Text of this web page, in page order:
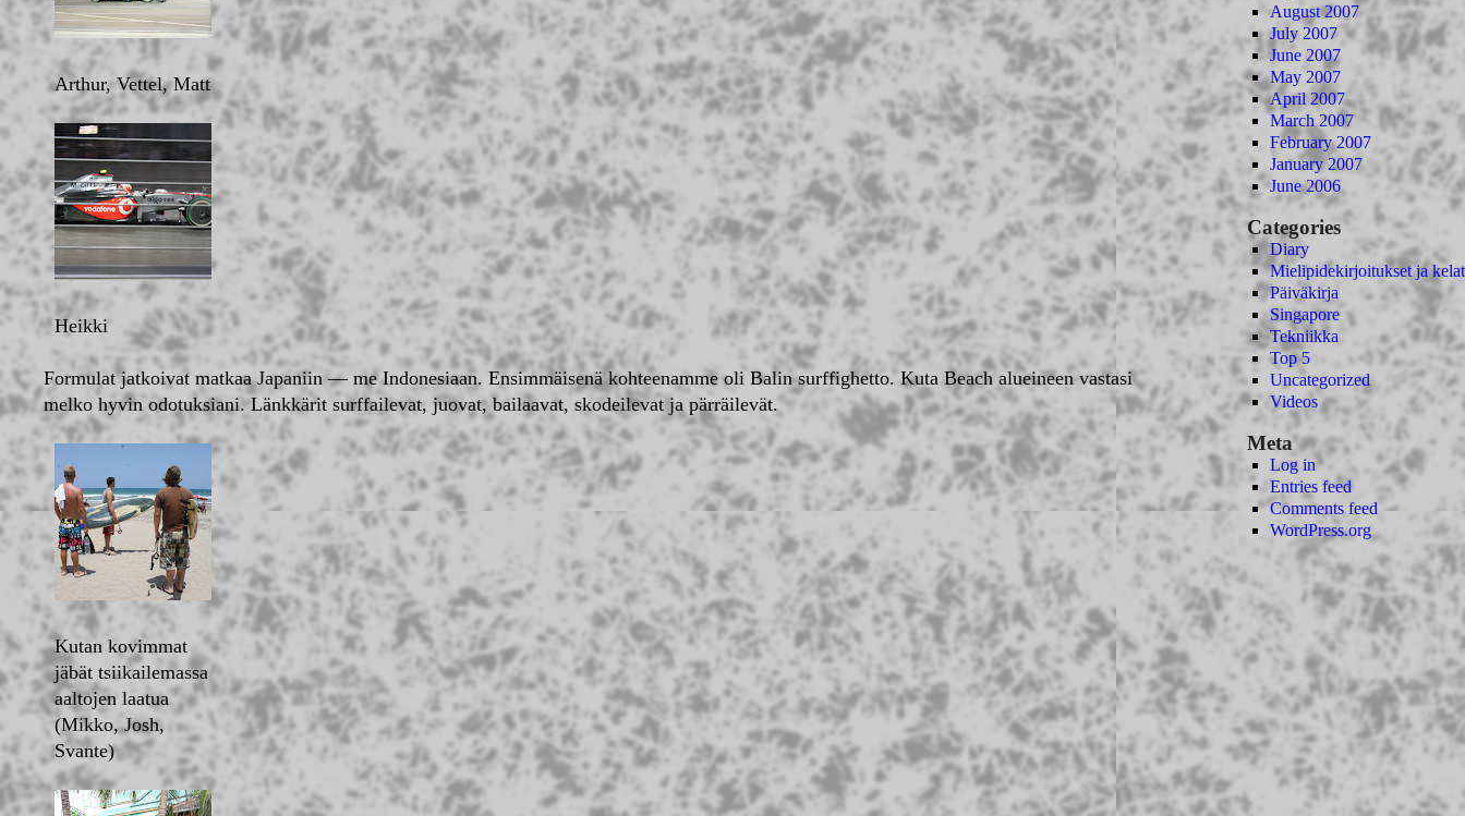
Arthur, Vettel, Matt
Heikki
Formulat jatkoivat matkaa Japaniin — me Indonesiaan. Ensimmäisenä kohteenamme oli Balin surffighetto. Kuta Beach alueineen vastasi
melko hyvin odotuksiani. Länkkärit surffailevat, juovat, bailaavat, skodeilevat ja pärräilevät.
Kutan kovimmat
jäbät tsiikailemassa
aaltojen laatua
(Mikko, Josh,
Svante)
August 2007
July 2007
June 2007
May 2007
April 2007
March 2007
February 2007
January 2007
June 2006
Categories
Diary
Mielipidekirjoitukset ja kelat
Päiväkirja
Singapore
Tekniikka
Top 5
Uncategorized
Videos
Meta
Log in
Entries feed
Comments feed
WordPress.org